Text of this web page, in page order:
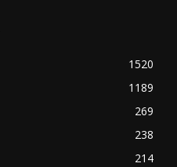
1520
1189
269
238
214